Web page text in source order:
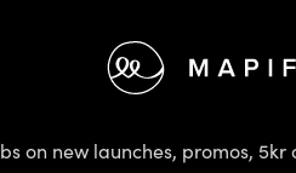
on new launches, promos,